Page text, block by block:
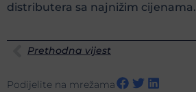
distributera sa najnižim cijenama.
Prethodna vijest
Podijelite na mrežama